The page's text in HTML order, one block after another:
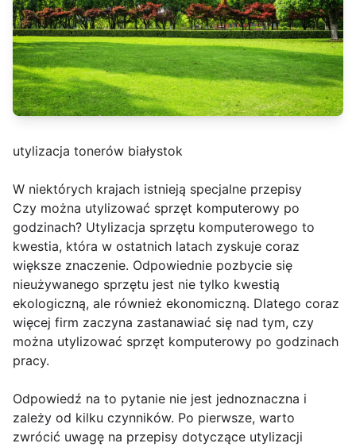
utylizacja tonerów białystok
W niektórych krajach istnieją specjalne przepisy
Czy można utylizować sprzęt komputerowy po
godzinach? Utylizacja sprzętu komputerowego to
kwestia, która w ostatnich latach zyskuje coraz
większe znaczenie. Odpowiednie pozbycie się
nieużywanego sprzętu jest nie tylko kwestią
ekologiczną, ale również ekonomiczną. Dlatego coraz
więcej firm zaczyna zastanawiać się nad tym, czy
można utylizować sprzęt komputerowy po godzinach
pracy.
Odpowiedź na to pytanie nie jest jednoznaczna i
zależy od kilku czynników. Po pierwsze, warto
zwrócić uwagę na przepisy dotyczące utylizacji